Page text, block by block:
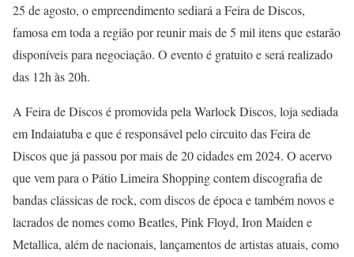
25 de agosto, o empreendimento sediará a Feira de Discos,
famosa em toda a região por reunir mais de 5 mil itens que estarão
disponíveis para negociação. O evento é gratuito e será realizado
das 12h às 20h.
A Feira de Discos é promovida pela Warlock Discos, loja sediada
em Indaiatuba e que é responsável pelo circuito das Feira de
Discos que já passou por mais de 20 cidades em 2024. O acervo
que vem para o Pátio Limeira Shopping contem discografia de
bandas clássicas de rock, com discos de época e também novos e
lacrados de nomes como Beatles, Pink Floyd, Iron Maiden e
Metallica, além de nacionais, lançamentos de artistas atuais, como